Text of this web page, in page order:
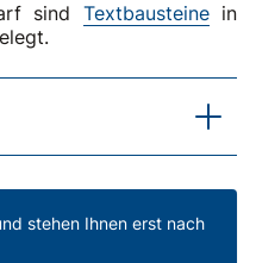
sind Textbausteinein
b
stehen Ihnen erst nach